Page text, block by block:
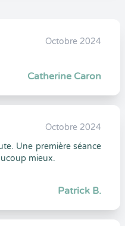
Octobre 2024
Catherine Caron
Octobre 2024
Une première séance
mieux.
Patrick B.